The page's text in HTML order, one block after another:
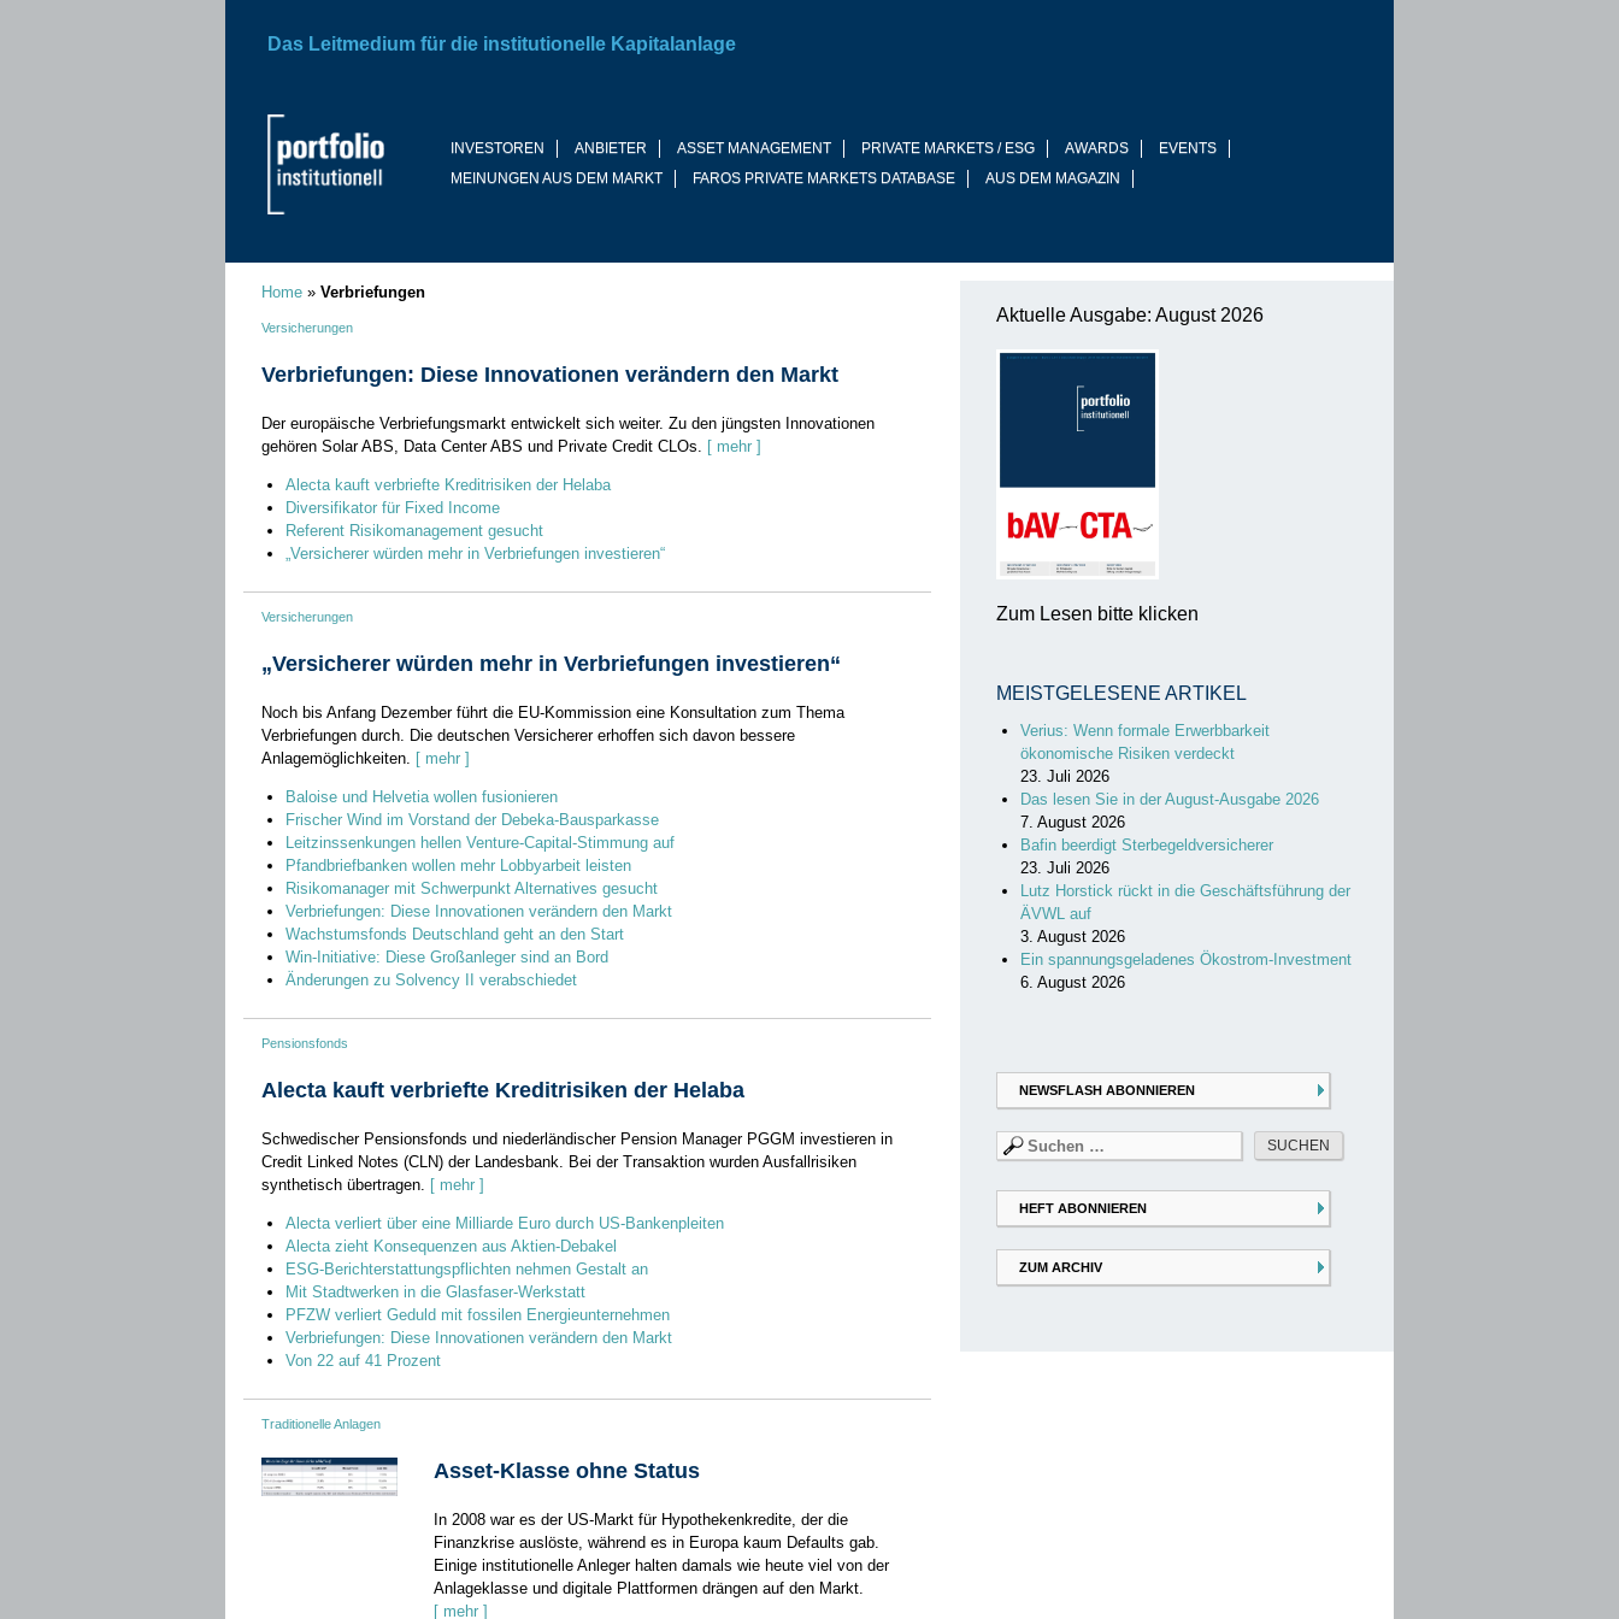
INVESTOREN ANBIETER ASSET MANAGEMENT PRIVATE MARKETS / ESG AWARDS
EVENTS
MEINUNGEN AUS DEM MARKT
FAROS PRIVATE MARKETS DATABASE AUS DEM MAGAZIN
Das Leitmedium für die institutionelle Kapitalanlage
Home » Verbriefungen
Versicherungen
Verbriefungen: Diese Innovationen verändern den Markt
Der europäische Verbriefungsmarkt entwickelt sich weiter. Zu den jüngsten Innovationen
gehören Solar ABS, Data Center ABS und Private Credit CLOs. [ mehr ]
Alecta kauft verbriefte Kreditrisiken der Helaba
Diversifikator für Fixed Income
Referent Risikomanagement gesucht
„Versicherer würden mehr in Verbriefungen investieren“
Versicherungen
„Versicherer würden mehr in Verbriefungen investieren“
Noch bis Anfang Dezember führt die EU-Kommission eine Konsultation zum Thema
Verbriefungen durch. Die deutschen Versicherer erhoffen sich davon bessere
Anlagemöglichkeiten. [ mehr ]
Baloise und Helvetia wollen fusionieren
Frischer Wind im Vorstand der Debeka-Bausparkasse
Leitzinssenkungen hellen Venture-Capital-Stimmung auf
Pfandbriefbanken wollen mehr Lobbyarbeit leisten
Risikomanager mit Schwerpunkt Alternatives gesucht
Verbriefungen: Diese Innovationen verändern den Markt
Wachstumsfonds Deutschland geht an den Start
Win-Initiative: Diese Großanleger sind an Bord
Änderungen zu Solvency II verabschiedet
Pensionsfonds
Alecta kauft verbriefte Kreditrisiken der Helaba
Schwedischer Pensionsfonds und niederländischer Pension Manager PGGM investieren in
Credit Linked Notes (CLN) der Landesbank. Bei der Transaktion wurden Ausfallrisiken
synthetisch übertragen. [ mehr ]
Alecta verliert über eine Milliarde Euro durch US-Bankenpleiten
Alecta zieht Konsequenzen aus Aktien-Debakel
ESG-Berichterstattungspflichten nehmen Gestalt an
Mit Stadtwerken in die Glasfaser-Werkstatt
PFZW verliert Geduld mit fossilen Energieunternehmen
Verbriefungen: Diese Innovationen verändern den Markt
Von 22 auf 41 Prozent
Traditionelle Anlagen
Asset-Klasse ohne Status
In 2008 war es der US-Markt für Hypothekenkredite, der die
Finanzkrise­ auslöste, während es in Europa kaum Defaults gab.
Einige institutionelle­ Anleger halten damals wie heute viel von der
Anlageklasse­ und digitale Plattformen drängen auf den Markt.
[ mehr ]
Aktuelle Ausgabe: August 2026
Zum Lesen bitte klicken
MEISTGELESENE ARTIKEL
Verius: Wenn formale Erwerbbarkeit
ökonomische Risiken verdeckt
23. Juli 2026
Das lesen Sie in der August-Ausgabe 2026
7. August 2026
Bafin beerdigt Sterbegeldversicherer
23. Juli 2026
Lutz Horstick rückt in die Geschäftsführung der
ÄVWL auf
3. August 2026
Ein spannungsgeladenes Ökostrom-Investment
6. August 2026
NEWSFLASH ABONNIEREN
Suchen
nach:
HEFT ABONNIEREN
ZUM ARCHIV